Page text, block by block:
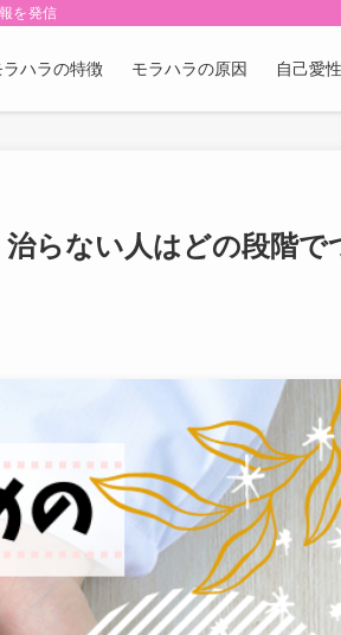
を発信
ラハラの特徴 モラハラの原因 自己愛
らない人はどの段階で